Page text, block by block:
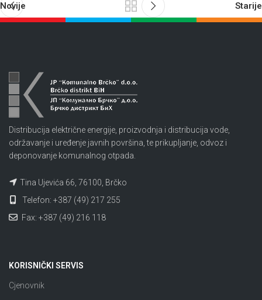
Novije Starije
Distribucija električne energije, proizvodnja i distribucija vode,
održavanje i uređenje javnih površina, te prikupljanje, odvoz i
deponovanje komunalnog otpada.
Tina Ujevića 66, 76100, Brčko
Telefon: +387 (49) 217 255
Fax: +387 (49) 216 118
KORISNIČKI SERVIS
Cjenovnik